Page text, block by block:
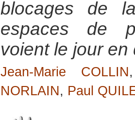
blocages de
espaces de
voient le jour en
Jean-Marie COLLIN
NORLAIN, Paul